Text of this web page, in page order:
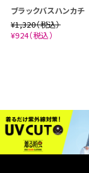
ブラックバスハンカチ
¥1,320（税込）
¥924（税込）